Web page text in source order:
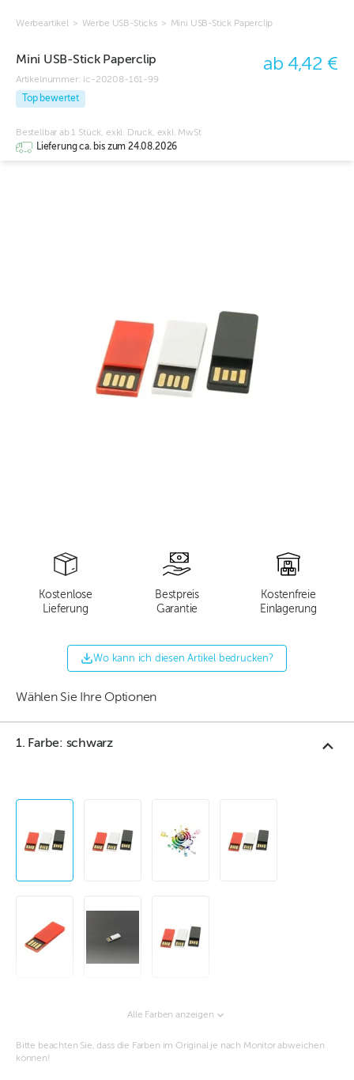
Werbeartikel > Werbe USB-Sticks > Mini USB-Stick Paperclip
Mini USB-Stick Paperclip
Artikelnummer: ic-20208-161-99
Top bewertet
ab 4,42 €
Bestellbar ab 1 Stück, exkl. Druck, exkl. MwSt
Lieferung ca. bis zum 24.08.2026
Kostenlose
Lieferung
Bestpreis
Garantie
Kostenfreie
Einlagerung
Wo kann ich diesen Artikel bedrucken?
Wählen Sie Ihre Optionen
1. Farbe: schwarz
Alle Farben anzeigen
Bitte beachten Sie, dass die Farben im Original je nach Monitor abweichen
können!